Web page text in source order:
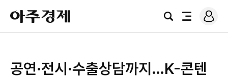
아
주
경
검
전
로
그
공연·전시·수출상담까지…K-콘텐